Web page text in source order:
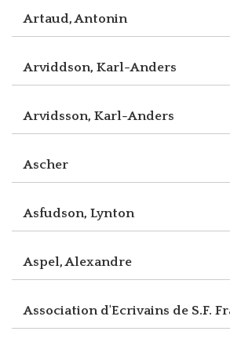
Artaud, Antonin
Arviddson, Karl-Anders
Arvidsson, Karl-Anders
Ascher
Asfudson, Lynton
Aspel, Alexandre
Association d'Ecrivains de S.F.